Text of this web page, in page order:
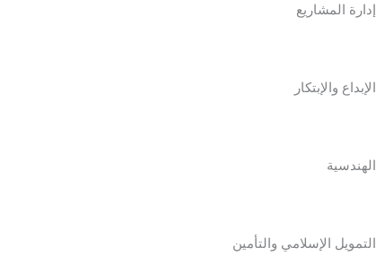
إدارة المشاريع
الإبداع والإبتكار
الهندسية
التمويل الإسلامي والتأمين